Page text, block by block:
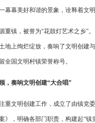
幕美好和谐的景象，诠释着文明
重镇，被誉为“花鼓灯艺术之乡”
地上绚烂绽放，奏响了文明创建
全国文明村镇荣誉称号。
，奏响文明创建“大合唱”
重文明创建工作，成立了由镇党
》，明确各部门职责，构建起“